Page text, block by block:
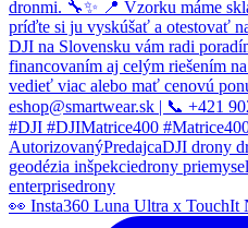
👀 Insta360 Luna Ultra x TouchIt